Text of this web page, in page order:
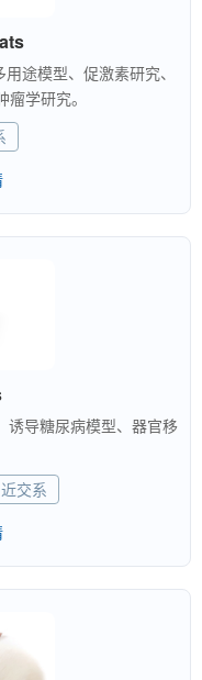
途模型、促激素研究、
学研究。
诱导糖尿病模型、器官移
近交系